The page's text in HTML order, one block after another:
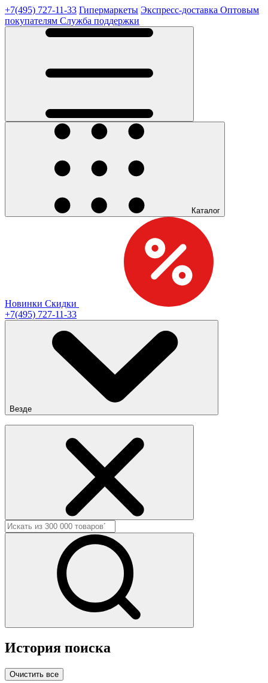
+7(495) 727-11-33 Гипермаркеты Экспресс-доставка Оптовым
покупателям Служба поддержки
Каталог
Новинки Скидки
+7(495) 727-11-33
Везде
История поиска
Очистить все